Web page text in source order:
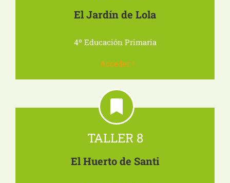
El Jardín de Lola
4º Educación Primaria
Acceder
TALLER 8
El Huerto de Santi